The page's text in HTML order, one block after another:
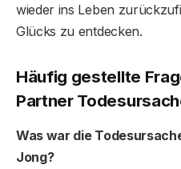
wieder ins Leben
Glücks zu entdecken.
Häufig gestellte
Partner
Was war die
Jong?